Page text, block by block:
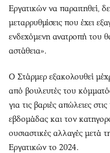
Μουσική
Εικαστικά
Βιβλίο
Εργατικών να παραιτηθεί,
μεταρρυθμίσεις που έχει
ενδεχόμενη ανατροπή του
αστάθεια».
Ο Στάρμερ εξακολουθεί
από βουλευτές του
για τις βαριές απώλειες
εβδομάδας και τον
ουσιαστικές αλλαγές μετά
Εργατικών το 2024.